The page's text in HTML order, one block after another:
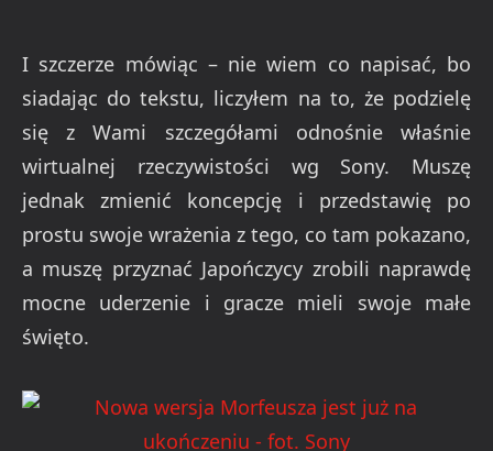
I szczerze mówiąc – nie wiem co napisać, bo
siadając do tekstu, liczyłem na to, że podzielę
się z Wami szczegółami odnośnie właśnie
wirtualnej rzeczywistości wg Sony. Muszę
jednak zmienić koncepcję i przedstawię po
prostu swoje wrażenia z tego, co tam pokazano,
a muszę przyznać Japończycy zrobili naprawdę
mocne uderzenie i gracze mieli swoje małe
święto.